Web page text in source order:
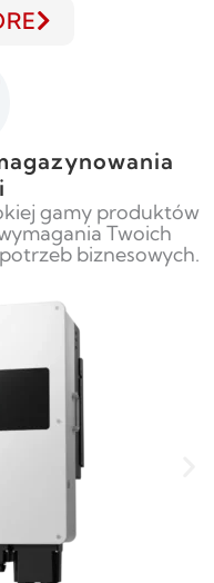
gamy produktów
Twoich
biznesowych.